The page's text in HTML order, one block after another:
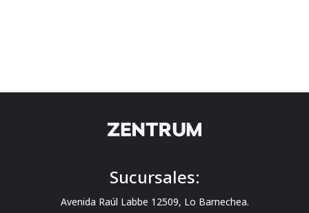
Sucursales:
Avenida Raúl Labbe 12509, Lo Barnechea.